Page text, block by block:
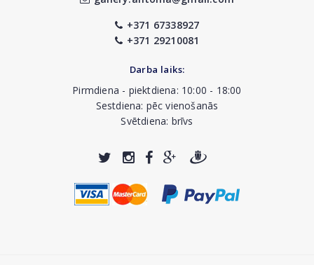
+371 67338927
+371 29210081
Darba laiks:
Pirmdiena - piektdiena: 10:00 - 18:00
Sestdiena: pēc vienošanās
Svētdiena: brīvs